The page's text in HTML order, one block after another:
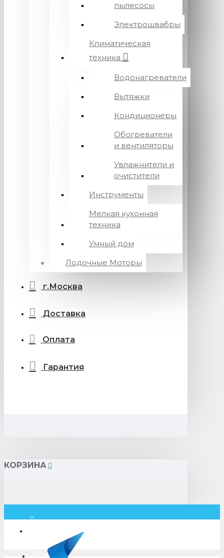
пылесосы
Электрошвабры
Климатическая
техника
Водонагреватели
Вытяжки
Кондиционеры
Обогреватели
и вентиляторы
Увлажнители и
очистители
Инструменты
Мелкая кухонная
техника
Умный дом
Лодочные Моторы
г.Москва
Доставка
Оплата
Гарантия
КОРЗИНА
Логин